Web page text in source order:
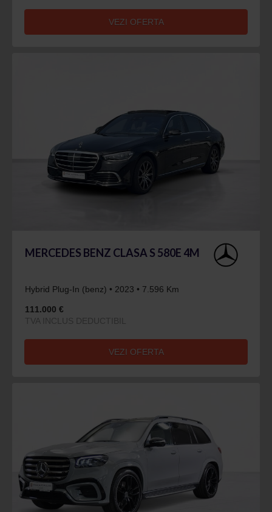
VEZI OFERTA
MERCEDES BENZ CLASA S 580E 4M
Hybrid Plug-In (benz) • 2023 • 7.596 Km
111.000 €
TVA INCLUS DEDUCTIBIL
VEZI OFERTA